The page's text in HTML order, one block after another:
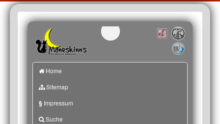
Home
Sitemap
§ Impressum
Suche